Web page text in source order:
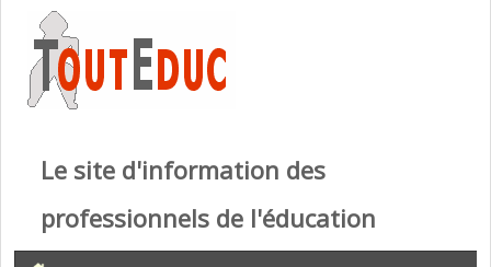
Le site d'information des
professionnels de l'éducation